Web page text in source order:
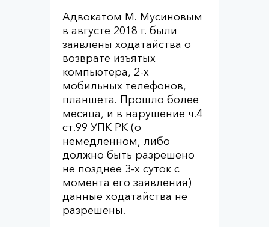
Адвокатом М. Мусиновым
в августе 2018 г. были
заявлены ходатайства о
возврате изъятых
компьютера, 2-х
мобильных телефонов,
планшета. Прошло более
месяца, и в нарушение ч.4
ст.99 УПК РК (о
немедленном, либо
должно быть разрешено
не позднее 3-х суток с
момента его заявления)
данные ходатайства не
разрешены.